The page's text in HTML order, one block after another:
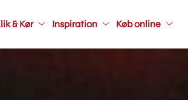
& Kør Inspiration Køb online